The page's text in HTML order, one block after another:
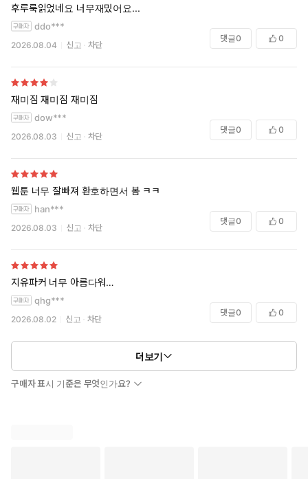
후루룩읽었네요 너무재밌어요...
ddo***
2026.08.04 신고 차단
댓글0 0
재미짐 재미짐 재미짐
dow***
2026.08.03 신고 차단
댓글0 0
웹툰 너무 잘빠져 환호하면서 봄 ㅋㅋ
han***
2026.08.03 신고 차단
댓글0 0
지유파커 너무 아름다워…
qhg***
2026.08.02 신고 차단
댓글0 0
더보기
구매자 표시 기준은 무엇인가요?